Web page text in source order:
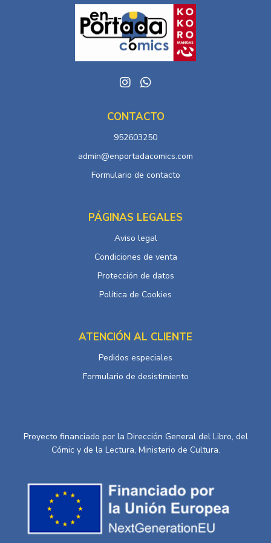
CONTACTO
952603250
admin@enportadacomics.com
Formulario de contacto
PÁGINAS LEGALES
Aviso legal
Condiciones de venta
Protección de datos
Política de Cookies
ATENCIÓN AL CLIENTE
Pedidos especiales
Formulario de desistimiento
Proyecto financiado por la Dirección General del Libro, del
Cómic y de la Lectura, Ministerio de Cultura.